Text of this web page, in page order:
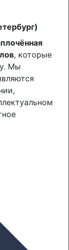
, которые
Мы